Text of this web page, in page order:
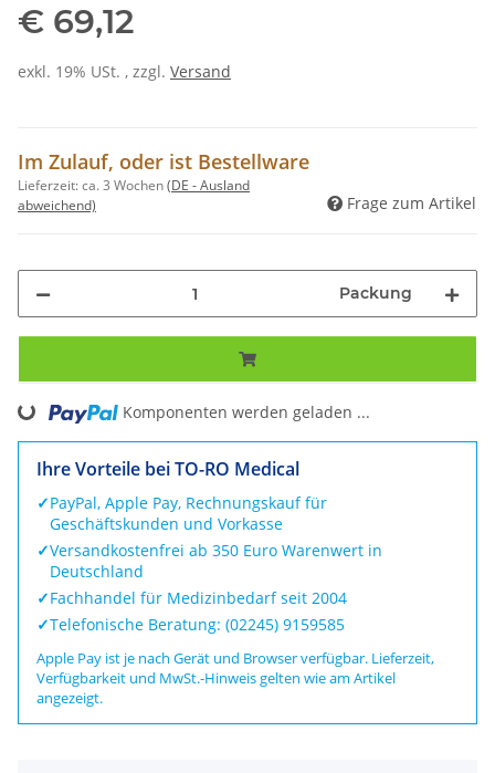
€ 69,12
exkl. 19% USt. , zzgl. Versand
Im Zulauf, oder ist Bestellware
Lieferzeit:ca. 3 Wochen(DE - Ausland
abweichend)
Frage zum Artikel
Packung
Loading... Komponenten werden geladen ...
Ihre Vorteile bei TO-RO Medical
✓PayPal, Apple Pay, Rechnungskauf für
Geschäftskunden und Vorkasse
✓Versandkostenfrei ab 350 Euro Warenwert in
Deutschland
✓Fachhandel für Medizinbedarf seit 2004
✓Telefonische Beratung: (02245) 9159585
Apple Pay ist je nach Gerät und Browser verfügbar. Lieferzeit,
Verfügbarkeit und MwSt.-Hinweis gelten wie am Artikel
angezeigt.